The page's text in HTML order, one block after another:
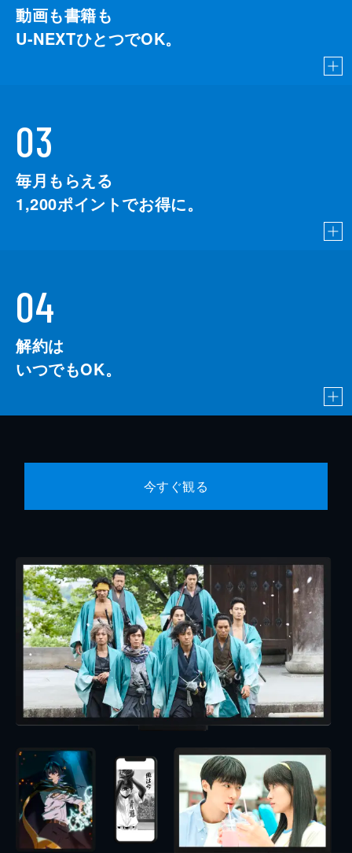
動画も書籍も
U-NEXTひとつでOK。
03
毎月もらえる
1,200ポイントでお得に。
04
解約は
いつでもOK。
今すぐ観る